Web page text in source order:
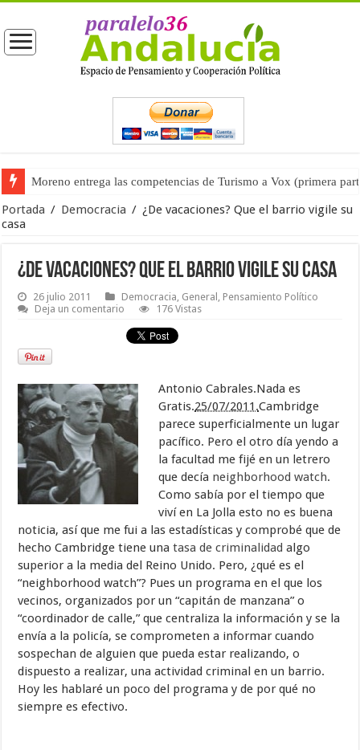
Moreno entrega las competencias de Turismo a Vox (primera
Portada / Democracia / ¿De vacaciones? Que el barrio vigile su
casa
¿De vacaciones? Que el barrio vigile su casa
26 julio 2011 Democracia, General , Pensamiento Político
Deja un comentario
176 Vistas
Antonio Cabrales.Nada es
Gratis.25/07/2011.Cambridge
parece superficialmente un lugar
pacífico. Pero el otro día yendo a
la facultad me fijé en un letrero
que decía neighborhood watch.
Como sabía por el tiempo que
viví en La Jolla esto no es buena
noticia, así que me fui a las estadísticas y comprobé que de
hecho Cambridge tiene unatasa de criminalidad algo
superior a la media del Reino Unido. Pero, ¿qué es el
“neighborhood watch”? Pues un programa en el que los
vecinos, organizados por un “capitán de manzana” o
“coordinador de calle,” que centraliza la información y se la
envía a la policía, se comprometen a informar cuando
sospechan de alguien que pueda estar realizando, o
dispuesto a realizar, una actividad criminal en un barrio.
Hoy les hablaré un poco del programa y de por qué no
siempre es efectivo.